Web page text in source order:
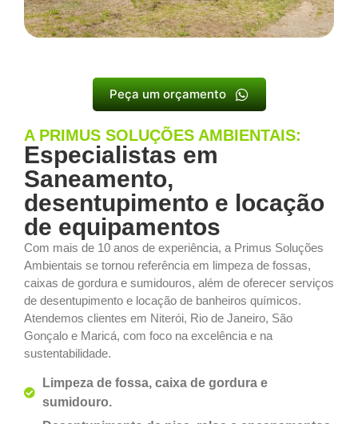
Peça um orçamento
A PRIMUS SOLUÇÕES AMBIENTAIS:
Especialistas em
Saneamento,
desentupimento e locação
de equipamentos
Com mais de 10 anos de experiência, a Primus Soluções
Ambientais se tornou referência em limpeza de fossas,
caixas de gordura e sumidouros, além de oferecer serviços
de desentupimento e locação de banheiros químicos.
Atendemos clientes em Niterói, Rio de Janeiro, São
Gonçalo e Maricá, com foco na excelência e na
sustentabilidade.
Limpeza de fossa, caixa de gordura e
sumidouro.